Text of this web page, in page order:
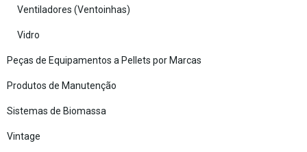
Ventiladores (Ventoinhas)
Vidro
Peças de Equipamentos a Pellets por Marcas
Produtos de Manutenção
Sistemas de Biomassa
Vintage